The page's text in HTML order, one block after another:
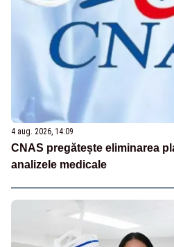
4 aug. 2026, 14:09
CNAS pregătește eliminarea
analizele medicale